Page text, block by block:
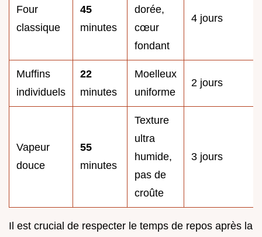
Four
classique
45
minutes
dorée,
cœur
fondant
4 jours
Muffins
individuels
22
minutes
Moelleux
uniforme
2 jours
Vapeur
douce
55
minutes
Texture
ultra
humide,
pas de
croûte
3 jours
Il est crucial de respecter le temps de repos après la